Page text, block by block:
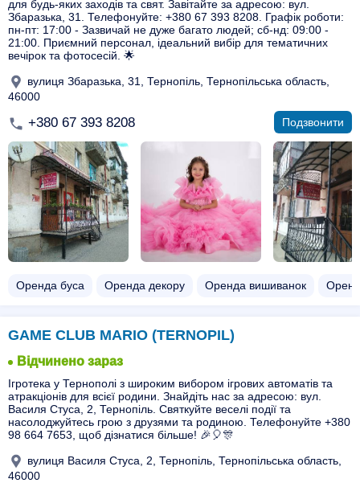
для будь-яких заходів та свят. Завітайте за адресою: вул.
Збаразька, 31. Телефонуйте: +380 67 393 8208. Графік роботи:
пн-пт: 17:00 - Зазвичай не дуже багато людей; сб-нд: 09:00 -
21:00. Приємний персонал, ідеальний вибір для тематичних
вечірок та фотосесій. 🌟
вулиця Збаразька, 31, Тернопіль, Тернопільська область,
46000
+380 67 393 8208 Подзвонити
Оренда буса Оренда декору Оренда вишиванок
GAME CLUB MARIO (TERNOPIL)
Відчинено зараз
Ігротека у Тернополі з широким вибором ігрових автоматів та
атракціонів для всієї родини. Знайдіть нас за адресою: вул.
Василя Стуса, 2, Тернопіль. Святкуйте веселі події та
насолоджуйтесь грою з друзями та родиною. Телефонуйте +380
98 664 7653, щоб дізнатися більше! 🎉🎈🎊
вулиця Василя Стуса, 2, Тернопіль, Тернопільська область,
46000